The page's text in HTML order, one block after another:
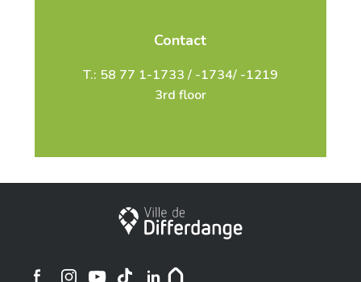
Contact
T.: 58 77 1-1733 / -1734/ -1219
3rd floor
City of Differdange